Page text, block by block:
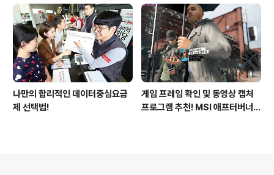
나만의 합리적인 데이터중심요금
제 선택법!
게임 프레임 확인 및 동영상 캡처
프로그램 추천! MSI 애프터버너